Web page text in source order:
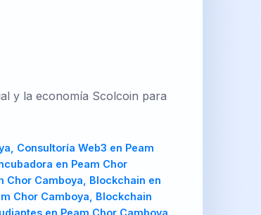
y la economía Scolcoin para
en Peam Chor Camboya, Asesoría Web3 para pymes en Peam Chor Camboya, Asesoría Web3 para startups en Peam Chor Camboya, Asesoría Web3 para universidades en Peam Chor Camboya, Asesoría Web3 para cooperativas en Peam Chor Camboya, Asesoría Web3 para cámaras de comercio en Peam Chor Camboya, Asesoría Web3 para gobiernos regionales en Peam Chor Camboya, Asesoría Web3 para consultoras en Peam Chor Camboya, Asesoría Web3 para desarrolladores en Peam Chor Camboya, Asesoría Web3 para inversionistas en Peam Chor Camboya, Asesoría Web3 para ONGs en Peam Chor Camboya, Auditoría Web3 Peam Chor Camboya, Auditoría Web3 en Peam Chor Camboya, Auditoría Web3 para emprendedores en Peam Chor Camboya, Auditoría Web3 para empresarios en Peam Chor Camboya, Auditoría Web3 para fabricantes en Peam Chor Camboya, Auditoría Web3 para agricultores en Peam Chor Camboya, Auditoría Web3 para estudiantes en Peam Chor Camboya, Auditoría Web3 para municipios en Peam Chor Camboya, Auditoría Web3 para alcaldías en Peam Chor Camboya, Auditoría Web3 para clústeres empresariales en Peam Chor Camboya, Auditoría Web3 para pymes en Peam Chor Camboya, Auditoría Web3 para startups en Peam Chor Camboya, Auditoría Web3 para universidades en Peam Chor Camboya, Auditoría Web3 para cooperativas en Peam Chor Camboya, Auditoría Web3 para cámaras de comercio en Peam Chor Camboya, Auditoría Web3 para gobiernos regionales en Peam Chor Camboya, Auditoría Web3 para consultoras en Peam Chor Camboya, Auditoría Web3 para desarrolladores en Peam Chor Camboya, Auditoría Web3 para inversionistas en Peam Chor Camboya, Auditoría Web3 para ONGs en Peam Chor Camboya, Metaverso Peam Chor Camboya, Metaverso en Peam Chor Camboya, Metaverso para emprendedores en Peam Chor Camboya, Metaverso para empresarios en Peam Chor Camboya, Metaverso para fabricantes en Peam Chor Camboya, Metaverso para agricultores en Peam Chor Camboya, Metaverso para estudiantes en Peam Chor Camboya, Metaverso para municipios en Peam Chor Camboya, Metaverso para alcaldías en Peam Chor Camboya, Metaverso para clústeres empresariales en Peam Chor Camboya, Metaverso para pymes en Peam Chor Camboya, Metaverso para startups en